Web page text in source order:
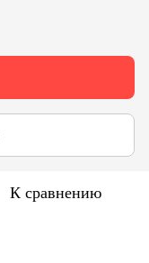
К сравнению